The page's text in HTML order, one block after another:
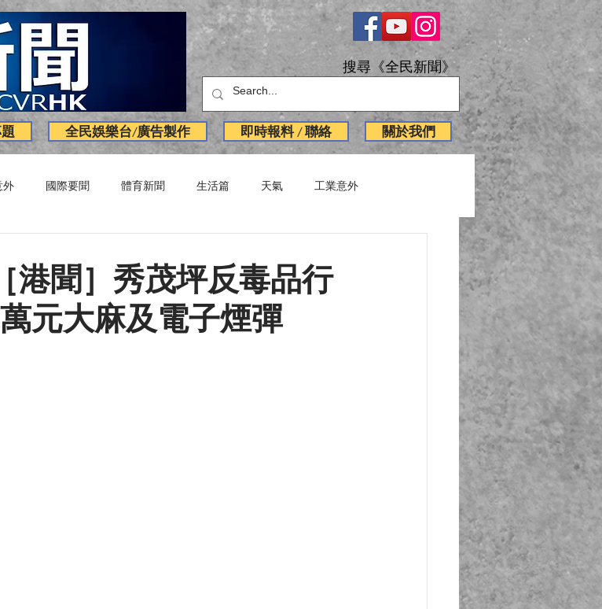
搜尋《全民新聞》
全民娛樂台/廣告製作 即時報料 / 聯絡 關於我們
外 國際要聞 體育新聞 生活篇 天氣 工業意外
港聞］秀茂坪反毒品行
元大麻及電子煙彈